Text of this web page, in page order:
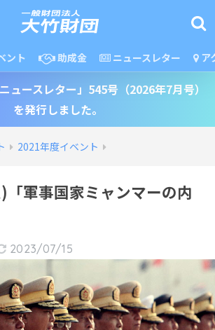
ント 助成金 ニュースレター ア
ュースレター」545号（2026年7月号）
を発行しました。
2021年度イベント
軍事国家ミャンマーの内
2023/07/15